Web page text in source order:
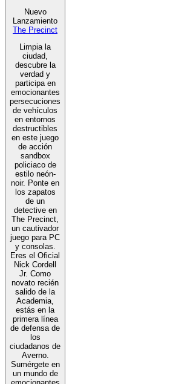
Nuevo
Lanzamiento
The Precinct
Limpia la
ciudad,
descubre la
verdad y
participa en
emocionantes
persecuciones
de vehículos
en entornos
destructibles
en este juego
de acción
sandbox
policiaco de
estilo neón-
noir. Ponte en
los zapatos
de un
detective en
The Precinct,
un cautivador
juego para PC
y consolas.
Eres el Oficial
Nick Cordell
Jr. Como
novato recién
salido de la
Academia,
estás en la
primera línea
de defensa de
los
ciudadanos de
Averno.
Sumérgete en
un mundo de